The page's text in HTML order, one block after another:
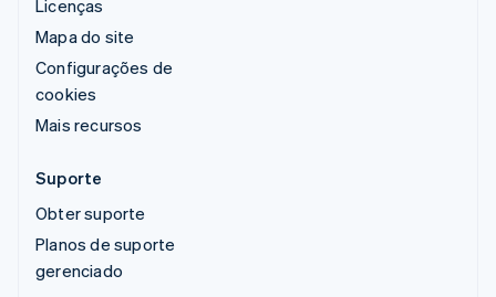
Licenças
Mapa do site
Configurações de
cookies
Mais recursos
Suporte
Obter suporte
Planos de suporte
gerenciado